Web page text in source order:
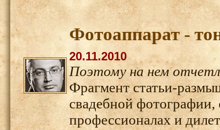
Фотоаппарат -
20.11.2010
Поэтому на нем
Фрагмент статьи-
свадебной
профессионалах и